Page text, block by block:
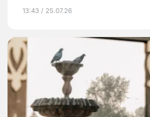
13:43 / 25.07.26